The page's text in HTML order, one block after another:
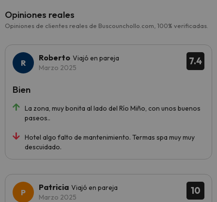
Opiniones reales
Opiniones de clientes reales de Buscounchollo.com, 100% verificadas.
7.4
Roberto Viajó en pareja
Marzo 2025
La zona, muy bonita al lado del Río Miño, con unos buenos
paseos..
Hotel algo falto de mantenimiento. Termas spa muy muy
descuidado.
Bien
10
Patricia Viajó en pareja
Marzo 2025